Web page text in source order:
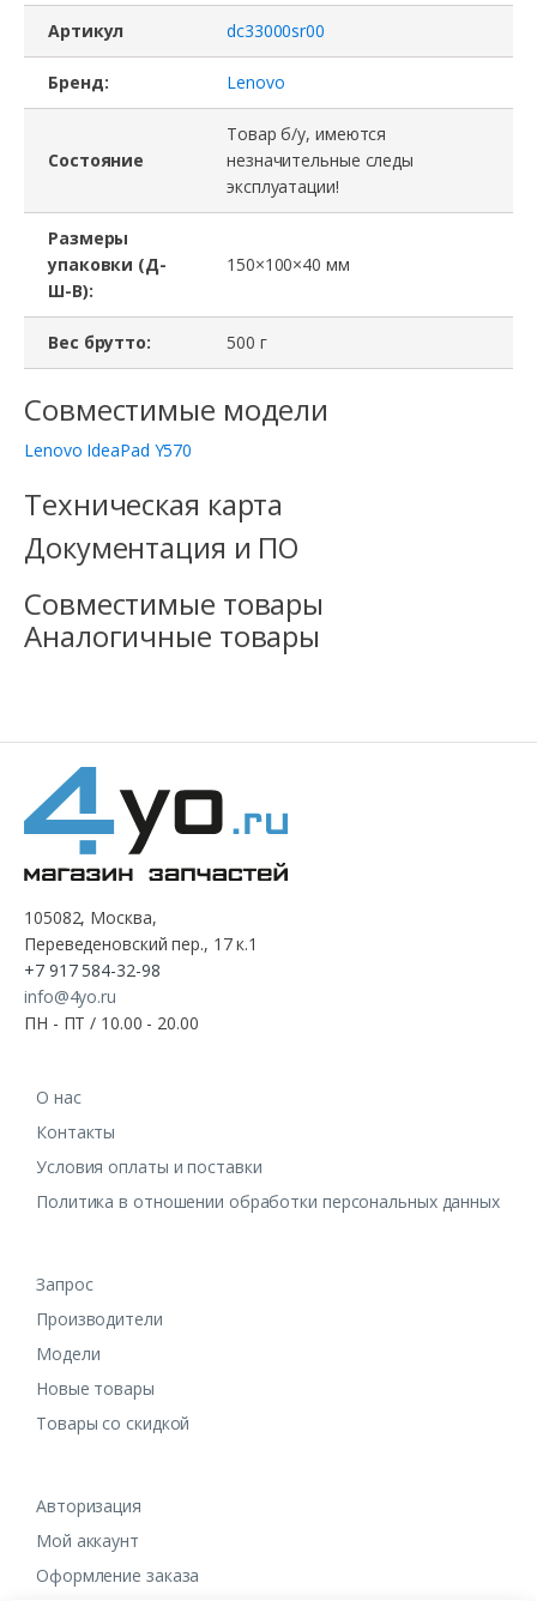
Артикул dc33000sr00
Бренд: Lenovo
Состояние
Товар б/у, имеются
незначительные следы
эксплуатации!
Размеры
упаковки (Д-
Ш-В):
150×100×40 мм
Вес брутто: 500 г
Совместимые модели
Lenovo IdeaPad Y570
Техническая карта
Документация и ПО
Совместимые товары
Аналогичные товары
105082, Москва,
Переведеновский пер., 17 к.1
+7 917 584-32-98
info@4yo.ru
ПН - ПТ / 10.00 - 20.00
О нас
Контакты
Условия оплаты и поставки
Политика в отношении обработки персональных данных
Запрос
Производители
Модели
Новые товары
Товары со скидкой
Авторизация
Мой аккаунт
Оформление заказа